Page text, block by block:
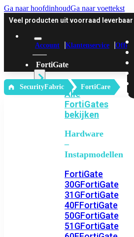
Ga naar hoofdinhoudGa naar voettekst
Veel producten uit voorraad leverbaar
Account Klantenservice Offerte
FortiGate
Alle
FortiGates
bekijken
Hardware
–
Instapmodellen
FortiGate
30GFortiGate
31GFortiGate
40FFortiGate
50GFortiGate
51GFortiGate
‎ SecurityFabric FortiCare